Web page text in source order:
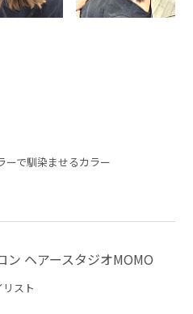
ーで馴染ませるカラー
ン ヘアースタジオMOMO
スト